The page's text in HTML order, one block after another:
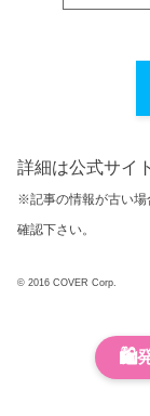
詳細は公式サイ
※記事の情報が古い場
確認下さい。
© 2016 COVER Corp.
🛍️